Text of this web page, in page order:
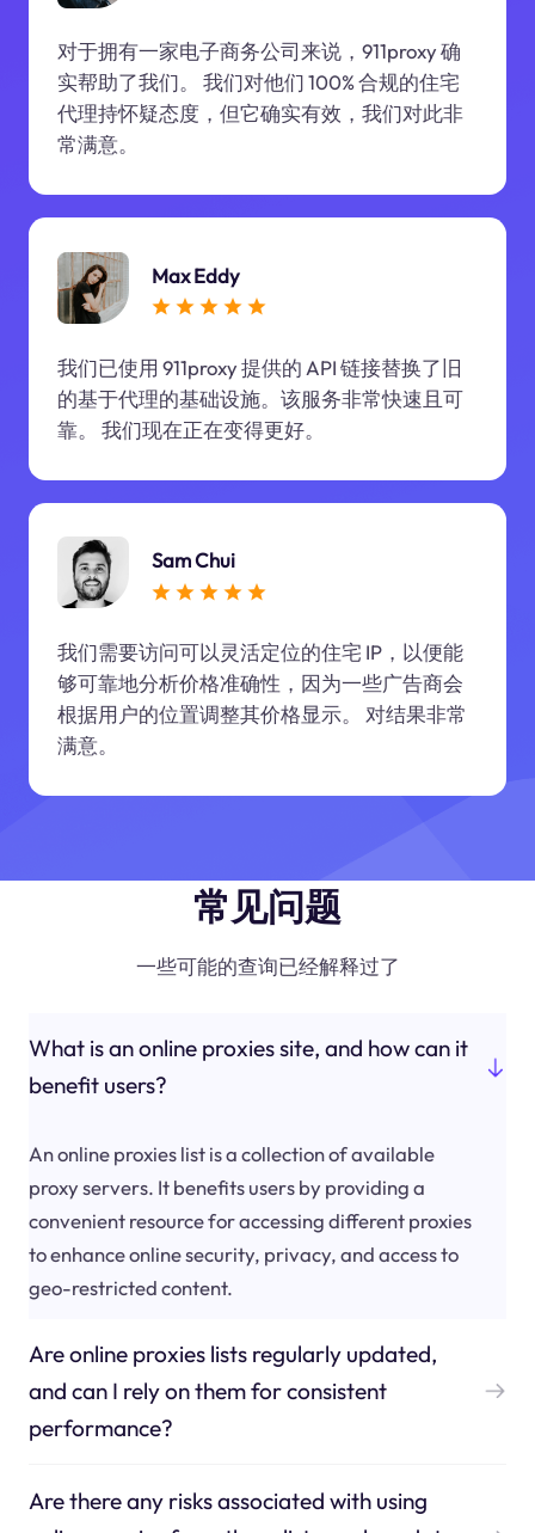
对于拥有一家电子商务公司来说，911proxy 确
实帮助了我们。 我们对他们 100% 合规的住宅
代理持怀疑态度，但它确实有效，我们对此非
常满意。
Max Eddy
我们已使用 911proxy 提供的 API 链接替换了旧
的基于代理的基础设施。该服务非常快速且可
靠。 我们现在正在变得更好。
Sam Chui
我们需要访问可以灵活定位的住宅 IP，以便能
够可靠地分析价格准确性，因为一些广告商会
根据用户的位置调整其价格显示。 对结果非常
满意。
常见问题
一些可能的查询已经解释过了
What is an online proxies site, and how can it
benefit users?
An online proxies list is a collection of available
proxy servers. It benefits users by providing a
convenient resource for accessing different proxies
to enhance online security, privacy, and access to
geo-restricted content.
Are online proxies lists regularly updated,
and can I rely on them for consistent
performance?
Are there any risks associated with using